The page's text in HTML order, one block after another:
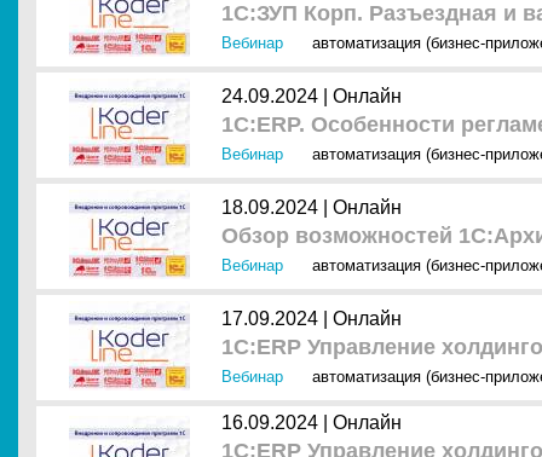
1С:ЗУП Корп. Разъездная и
Вебинар автоматизация (бизнес-
24.09.2024 | Онлайн
1С:ERP. Особенности
Вебинар автоматизация (бизнес-
18.09.2024 | Онлайн
Обзор возможностей
Вебинар автоматизация (бизнес-
17.09.2024 | Онлайн
1С:ERP Управление
Вебинар автоматизация (бизнес-
16.09.2024 | Онлайн
1С:ERP Управление